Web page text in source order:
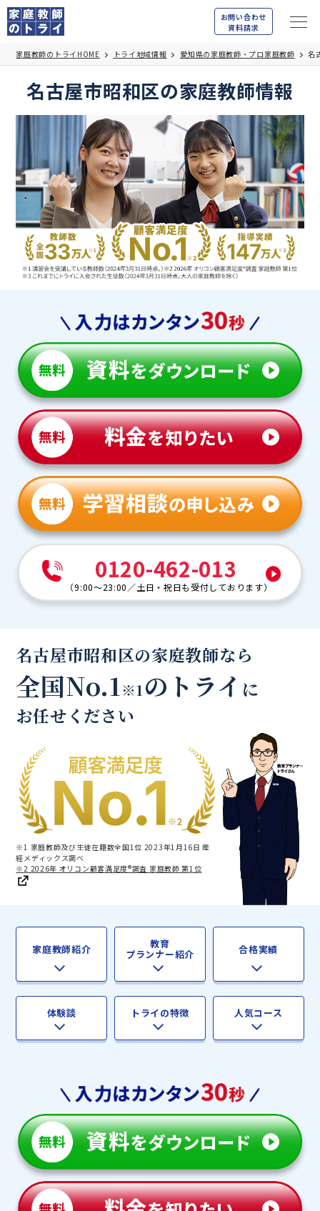
お問い合わせ
資料請求
家庭教師のトライHOME トライ地域情報 愛知県の家庭教師・プロ家庭教師 名
名古屋市昭和区の家庭教師情報
0120-462-013
（9:00～23:00／土日・祝日も受付しております）
名古屋市昭和区の家庭教師なら
全国No.1※1のトライ に
お任せください
※1 家庭教師及び生徒在籍数全国1位 2023年1月16日 産
經メディックス調べ
※2 2026年 オリコン顧客満足度®調査 家庭教師 第1位
家庭教師紹介 教育
プランナー紹介 合格実績
体験談 トライの特徴 人気コース